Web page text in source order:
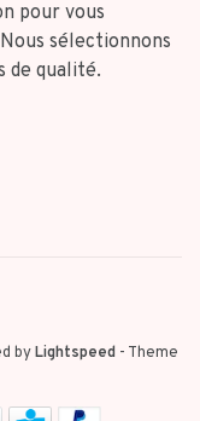
pour vous
sélectionnons
de qualité.
byLightspeed - Theme